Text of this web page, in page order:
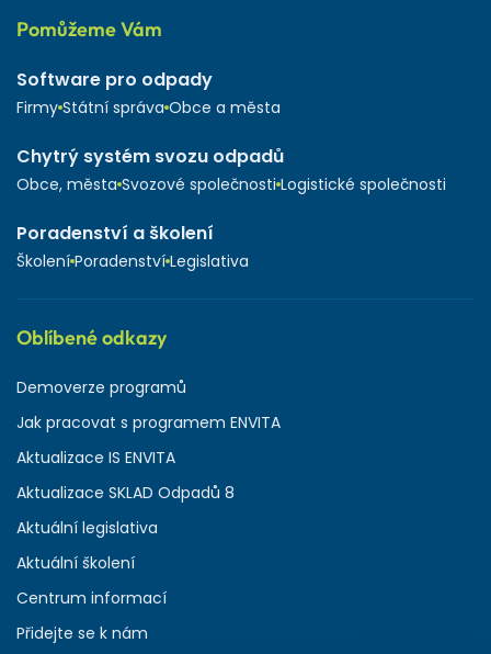
Pomůžeme Vám
Software pro odpady
Firmy Státní správa Obce a města
Chytrý systém svozu odpadů
Obce, města Svozové společnosti Logistické společnosti
Poradenství a školení
Školení Poradenství Legislativa
Oblíbené odkazy
Demoverze programů
Jak pracovat s programem ENVITA
Aktualizace IS ENVITA
Aktualizace SKLAD Odpadů 8
Aktuální legislativa
Aktuální školení
Centrum informací
Přidejte se k nám